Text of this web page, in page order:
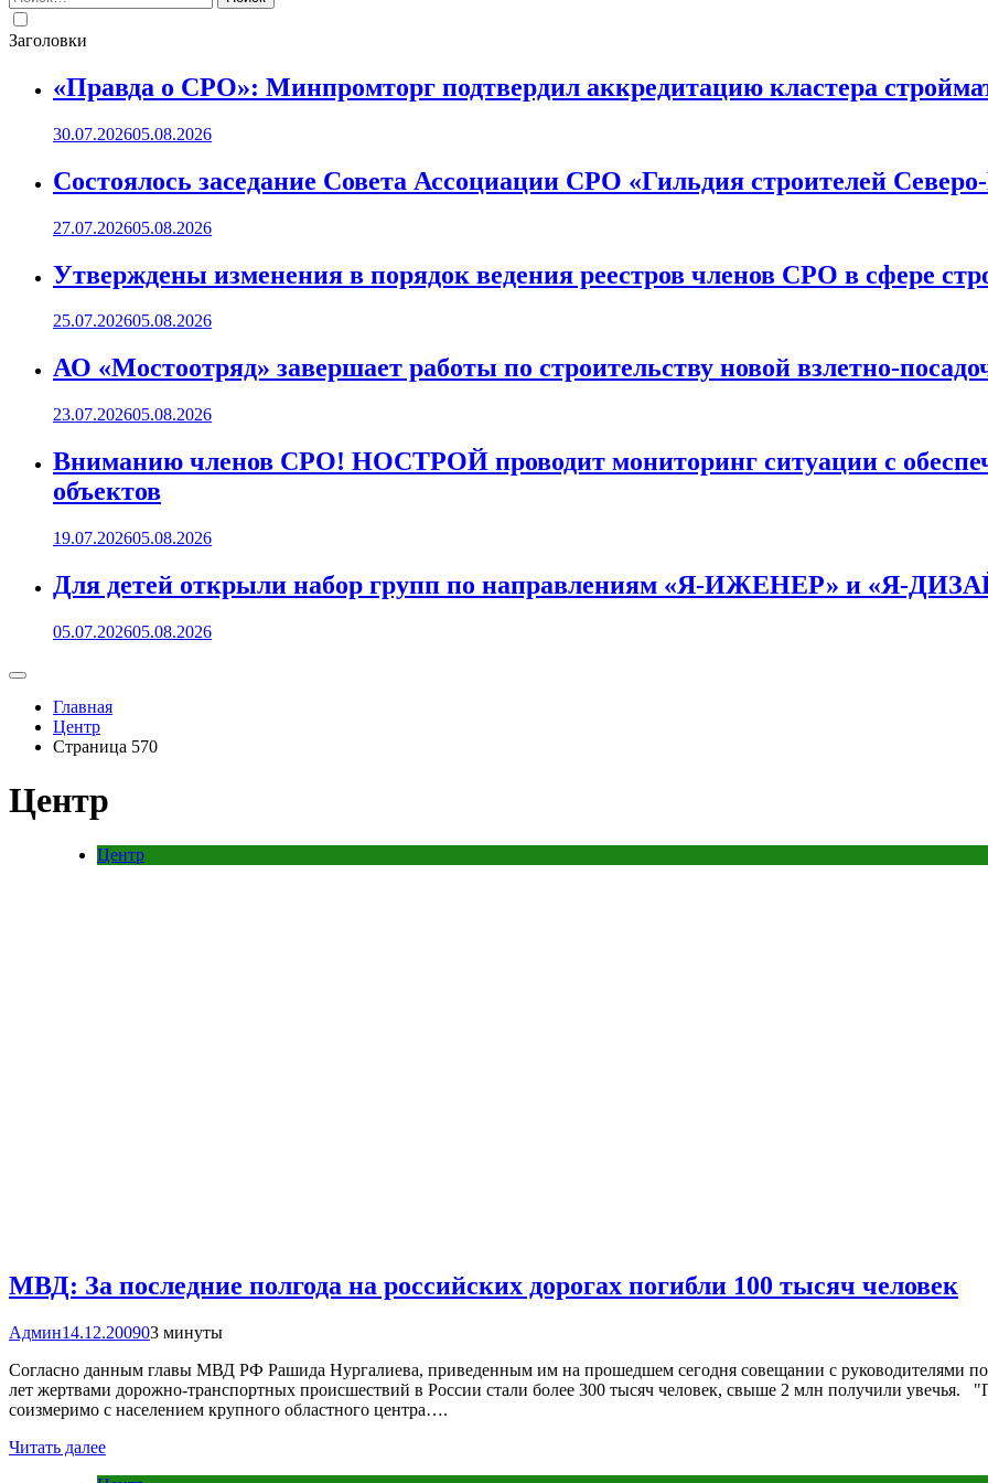
Заголовки
«Правда о СРО»: Минпромторг подтвердил аккредитацию кластера
30.07.202605.08.2026
Состоялось заседание Совета Ассоциации СРО «Гильдия строителей
27.07.202605.08.2026
Утверждены изменения в порядок ведения реестров членов СРО в сфере
25.07.202605.08.2026
АО «Мостоотряд» завершает работы по строительству новой взлетно-
23.07.202605.08.2026
Вниманию членов СРО! НОСТРОЙ проводит мониторинг ситуации с
объектов
19.07.202605.08.2026
Для детей открыли набор групп по направлениям «Я-ИЖЕНЕР» и «Я-
05.07.202605.08.2026
Главная
Центр
Страница 570
Центр
Центр
МВД: За последние полгода на российских дорогах погибли 100 тысяч человек
Админ14.12.200903 минуты
Согласно данным главы МВД РФ Рашида Нургалиева, приведенным им на прошедшем сегодня совещании с
лет жертвами дорожно-транспортных происшествий в России стали более 300 тысяч человек, свыше 2 млн получили увечья.
соизмеримо с населением крупного областного центра….
Читать далее